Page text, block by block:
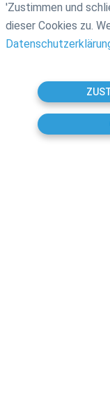
'Zustimmen und
dieser Cookies zu.